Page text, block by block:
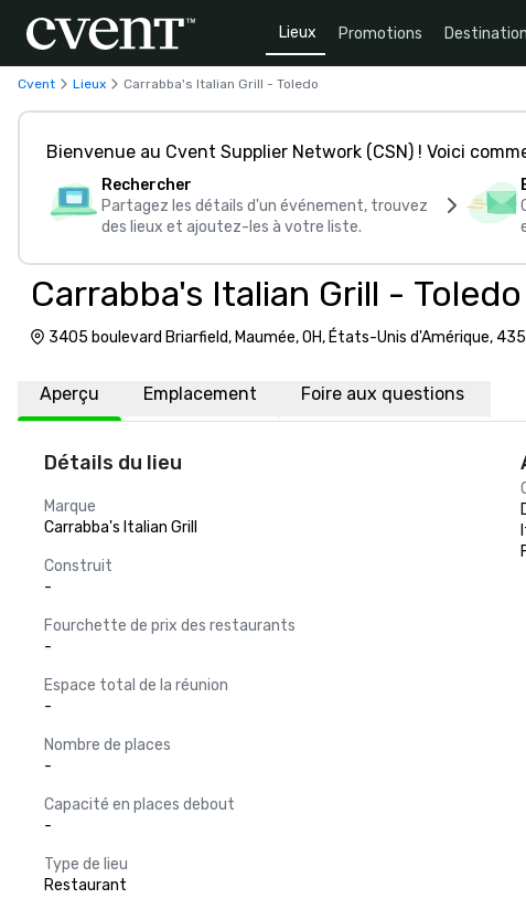
Lieux Promotions
Cvent Lieux Carrabba's Italian Grill - Toledo
Bienvenue au Cvent Supplier Network (CSN) ! Voici
Rechercher
Partagez les détails d'un événement, trouvez
des lieux et ajoutez-les à votre liste.
Carrabba's Italian Grill - Toledo
3405 boulevard Briarfield, Maumée, OH, États-Unis d'Amérique,
Aperçu Emplacement Foire aux questions
Détails du lieu
Marque
Carrabba's Italian Grill
Construit
-
Fourchette de prix des restaurants
-
Espace total de la réunion
-
Nombre de places
-
Capacité en places debout
-
Type de lieu
Restaurant